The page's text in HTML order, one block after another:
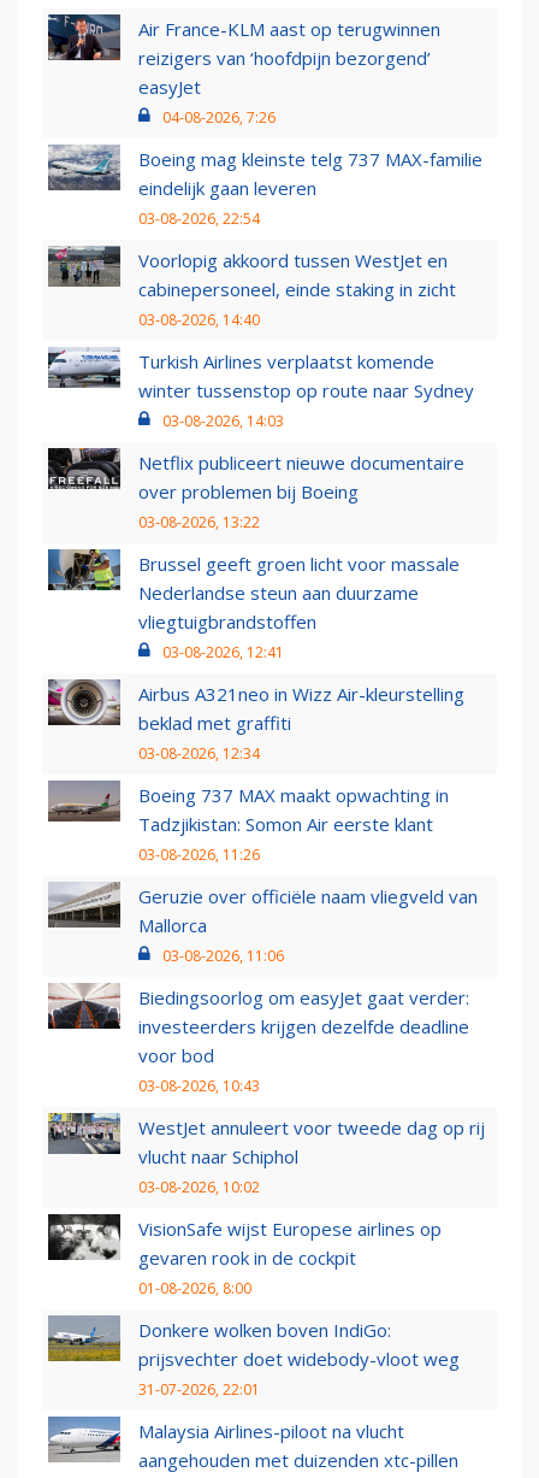
Air France-KLM aast op terugwinnen
reizigers van ‘hoofdpijn bezorgend’
easyJet
04-08-2026, 7:26
Boeing mag kleinste telg 737 MAX-familie
eindelijk gaan leveren
03-08-2026, 22:54
Voorlopig akkoord tussen WestJet en
cabinepersoneel, einde staking in zicht
03-08-2026, 14:40
Turkish Airlines verplaatst komende
winter tussenstop op route naar Sydney
03-08-2026, 14:03
Netflix publiceert nieuwe documentaire
over problemen bij Boeing
03-08-2026, 13:22
Brussel geeft groen licht voor massale
Nederlandse steun aan duurzame
vliegtuigbrandstoffen
03-08-2026, 12:41
Airbus A321neo in Wizz Air-kleurstelling
beklad met graffiti
03-08-2026, 12:34
Boeing 737 MAX maakt opwachting in
Tadzjikistan: Somon Air eerste klant
03-08-2026, 11:26
Geruzie over officiële naam vliegveld van
Mallorca
03-08-2026, 11:06
Biedingsoorlog om easyJet gaat verder:
investeerders krijgen dezelfde deadline
voor bod
03-08-2026, 10:43
WestJet annuleert voor tweede dag op rij
vlucht naar Schiphol
03-08-2026, 10:02
VisionSafe wijst Europese airlines op
gevaren rook in de cockpit
01-08-2026, 8:00
Donkere wolken boven IndiGo:
prijsvechter doet widebody-vloot weg
31-07-2026, 22:01
Malaysia Airlines-piloot na vlucht
aangehouden met duizenden xtc-pillen